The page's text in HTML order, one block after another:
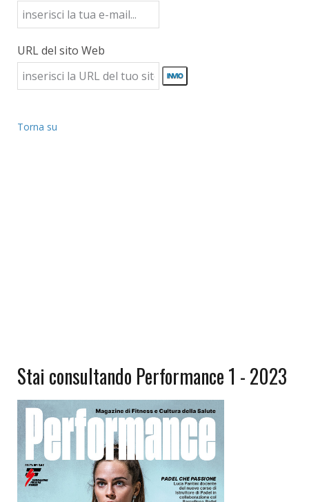
URL del sito Web
Torna su
Stai consultando Performance 1 - 2023